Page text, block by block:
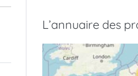
L’annuaire des